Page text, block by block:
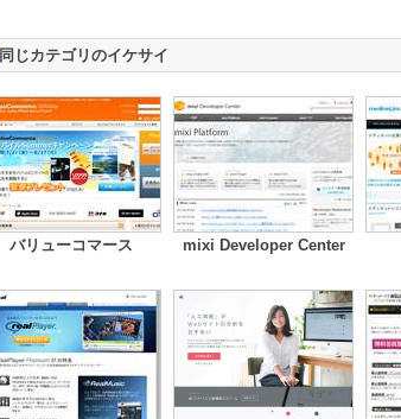
同じカテゴリのイケサイ
バリューコマース mixi Developer Center